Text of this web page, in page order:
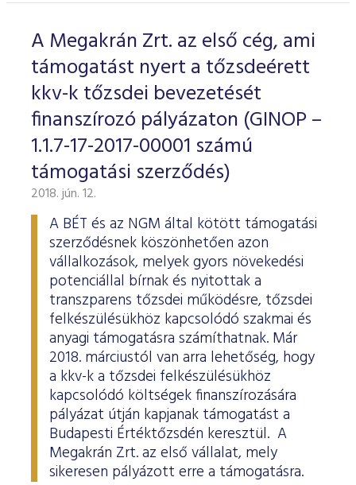
A Megakrán Zrt. az első cég, ami
támogatást nyert a tőzsdeérett
kkv-k tőzsdei bevezetését
finanszírozó pályázaton (GINOP –
1.1.7-17-2017-00001 számú
támogatási szerződés)
2018. jún. 12.
A BÉT és az NGM által kötött támogatási
szerződésnek köszönhetően azon
vállalkozások, melyek gyors növekedési
potenciállal bírnak és nyitottak a
transzparens tőzsdei működésre, tőzsdei
felkészülésükhöz kapcsolódó szakmai és
anyagi támogatásra számíthatnak. Már
2018. márciustól van arra lehetőség, hogy
a kkv-k a tőzsdei felkészülésükhöz
kapcsolódó költségek finanszírozására
pályázat útján kapjanak támogatást a
Budapesti Értéktőzsdén keresztül. A
Megakrán Zrt. az első vállalat, mely
sikeresen pályázott erre a támogatásra.